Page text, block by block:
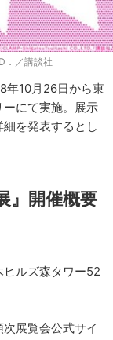
．／講談社
年10月26日から東
にて実施。展示
を発表するとし
』開催概要
ルズ森タワー52
展覧会公式サイ